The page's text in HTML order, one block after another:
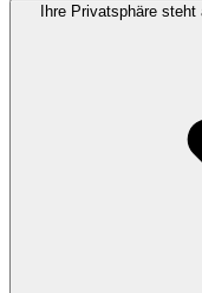
Ihre Privatsphäre